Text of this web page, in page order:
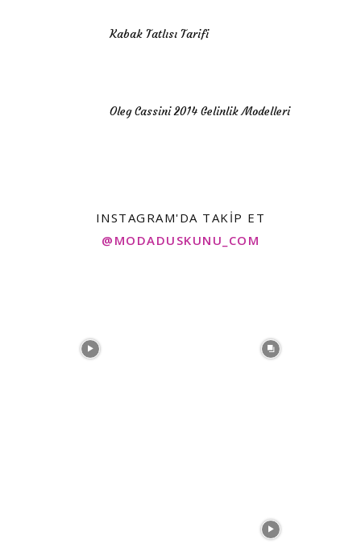
Kabak Tatlısı Tarifi
Oleg Cassini 2014 Gelinlik Modelleri
INSTAGRAM'DA TAKIP ET
@MODADUSKUNU_COM